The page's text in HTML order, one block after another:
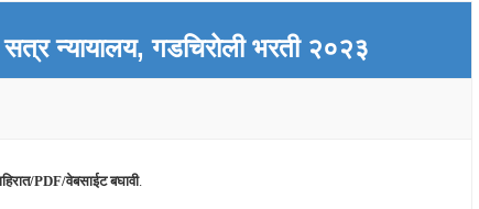
न्यायालय, गडचिरोलीभरती २०२३
PDF/वेबसाईट बघावी.